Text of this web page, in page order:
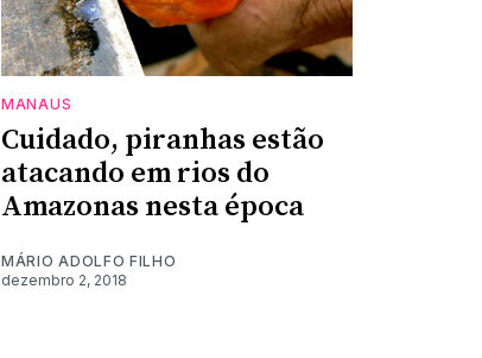
MANAUS
Cuidado, piranhas estão
atacando em rios do
Amazonas nesta época
MÁRIO ADOLFO FILHO
dezembro 2, 2018